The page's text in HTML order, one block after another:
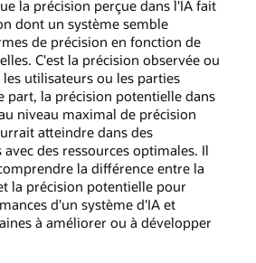
la précision perçue dans l'IA fait
dont un système semble
de précision en fonction de
C'est la précision observée ou
utilisateurs ou les parties
part, la précision potentielle dans
niveau maximal de précision
atteindre dans des
des ressources optimales. Il
la différence entre la
la précision potentielle pour
d'un système d'IA et
à améliorer ou à développer